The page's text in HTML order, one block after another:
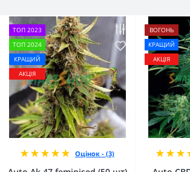
ТОП 2023
ТОП 2024
КРАЩИЙ
АКЦІЯ
Оцінок - (3)
ВОГОНЬ
КРАЩИЙ
АКЦІЯ